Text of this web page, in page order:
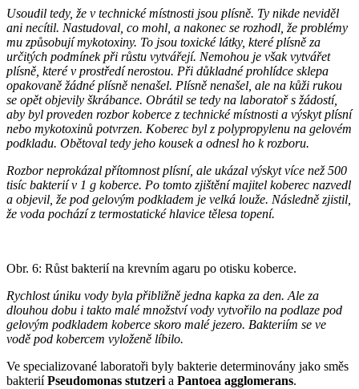
Usoudil tedy, že v technické místnosti jsou plísně. Ty nikde neviděl
ani necítil. Nastudoval, co mohl, a nakonec se rozhodl, že problémy
mu způsobují mykotoxiny. To jsou toxické látky, které plísně za
určitých podmínek při růstu vytvářejí. Nemohou je však vytvářet
plísně, které v prostředí nerostou. Při důkladné prohlídce sklepa
opakovaně žádné plísně nenašel. Plísně nenašel, ale na kůži rukou
se opět objevily škrábance. Obrátil se tedy na laboratoř s žádostí,
aby byl proveden rozbor koberce z technické místnosti a výskyt plísní
nebo mykotoxinů potvrzen. Koberec byl z polypropylenu na gelovém
podkladu. Obětoval tedy jeho kousek a odnesl ho k rozboru.
Rozbor neprokázal přítomnost plísní, ale ukázal výskyt více než 500
tisíc bakterií v 1 g koberce. Po tomto zjištění majitel koberec nazvedl
a objevil, že pod gelovým podkladem je velká louže. Následně zjistil,
že voda pochází z termostatické hlavice tělesa topení.
Obr. 6: Růst bakterií na krevním agaru po otisku koberce.
Rychlost úniku vody byla přibližně jedna kapka za den. Ale za
dlouhou dobu i takto malé množství vody vytvořilo na podlaze pod
gelovým podkladem koberce skoro malé jezero. Bakteriím se ve
vodě pod kobercem vyloženě líbilo.
Ve specializované laboratoři byly bakterie determinovány jako směs
bakteriíPseudomonas stutzeri a Pantoea agglomerans.